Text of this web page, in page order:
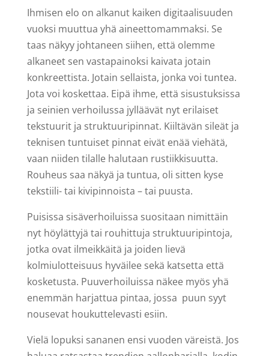
Ihmisen elo on alkanut kaiken digitaalisuuden
vuoksi muuttua yhä aineettomammaksi. Se
taas näkyy johtaneen siihen, että olemme
alkaneet sen vastapainoksi kaivata jotain
konkreettista. Jotain sellaista, jonka voi tuntea.
Jota voi koskettaa. Eipä ihme, että sisustuksissa
ja seinien verhoilussa jylläävät nyt erilaiset
tekstuurit ja struktuuripinnat. Kiiltävän sileät ja
teknisen tuntuiset pinnat eivät enää viehätä,
vaan niiden tilalle halutaan rustiikkisuutta.
Rouheus saa näkyä ja tuntua, oli sitten kyse
tekstiili- tai kivipinnoista – tai puusta.
Puisissa sisäverhoiluissa suositaan nimittäin
nyt höylättyjä tai rouhittuja struktuuripintoja,
jotka ovat ilmeikkäitä ja joiden lievä
kolmiulotteisuus hyväilee sekä katsetta että
kosketusta. Puuverhoiluissa näkee myös yhä
enemmän harjattua pintaa, jossa puun syyt
nousevat houkuttelevasti esiin.
Vielä lopuksi sananen ensi vuoden väreistä. Jos